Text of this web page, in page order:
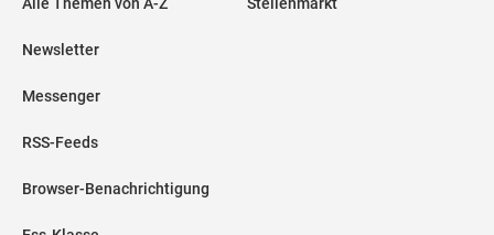
Newsletter
Messenger
RSS-Feeds
Browser-Benachrichtigung